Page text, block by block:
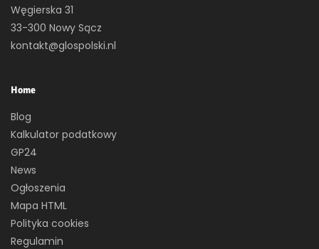
Węgierska 31
33-300 Nowy Sącz
kontakt@glospolski.nl
Home
Blog
Kalkulator podatkowy
GP24
News
Ogłoszenia
Mapa HTML
Polityka cookies
Regulamin